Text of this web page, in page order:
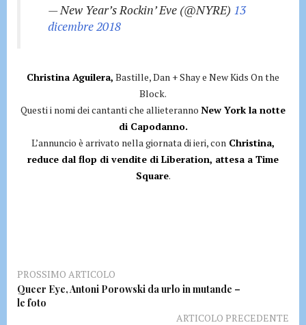
— New Year’s Rockin’ Eve (@NYRE) 13
dicembre 2018
Christina Aguilera, Bastille, Dan + Shay e New Kids On the
Block.
Questi i nomi dei cantanti che allieteranno New York la notte
di Capodanno.
L’annuncio è arrivato nella giornata di ieri, con Christina,
reduce dal flop di vendite di Liberation, attesa a Time
Square.
PROSSIMO ARTICOLO
Queer Eye, Antoni Porowski da urlo in mutande –
le foto
ARTICOLO PRECEDENTE